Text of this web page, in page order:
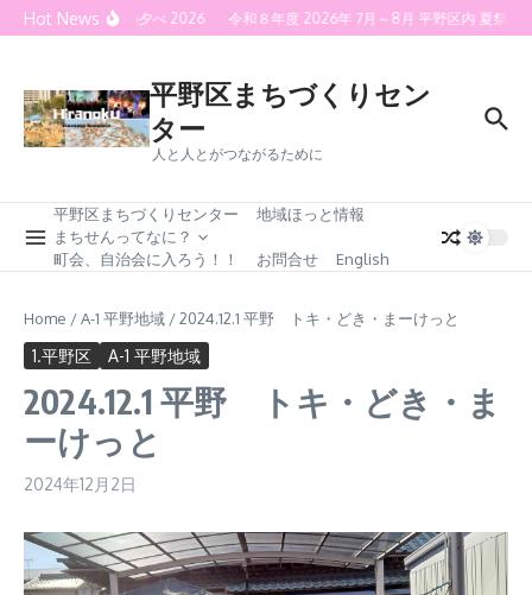
Skip to content
Hot News喜連灯火の夕べ 2026 令和８年度 2026年 7月～8月 平野区内 夏祭り
平野区まちづくりセン
ター
人と人とがつながるために
平野区まちづくりセンター
地域ほっと情報
まちせんってなに？
町会、自治会に入ろう！！
お問合せ English
Home /A-1 平野地域 /2024.12.1 平野 トキ・どき・まーけっと
1.平野区 A-1 平野地域
2024.12.1 平野 トキ・どき・ま
ーけっと
2024年12月2日